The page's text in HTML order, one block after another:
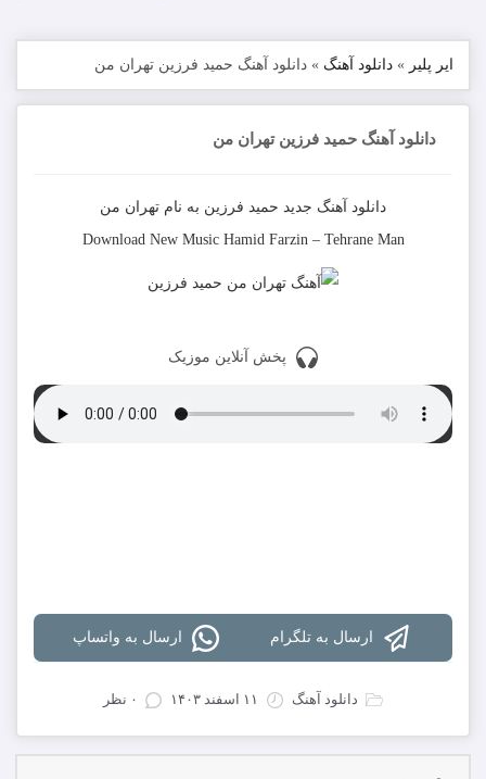
ایر پلیر » دانلود آهنگ » دانلود آهنگ حمید فرزین تهران من
دانلود آهنگ حمید فرزین تهران من
دانلود آهنگ جدید حمید فرزین به نام تهران من
Download New Music Hamid Farzin– Tehrane Man
پخش آنلاین موزیک
ارسال به تلگرام ارسال به واتساپ
دانلود آهنگ ۱۱ اسفند ۱۴۰۳ ۰ نظر